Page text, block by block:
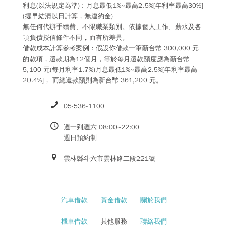
利息(以法規定為準) : 月息最低1%~最高2.5%[年利率最高30%]
(提早結清以日計算，無違約金)
無任何代辦手續費、不限職業類別。依據個人工作、薪水及各
項負債授信條件不同，而有所差異。
借款成本計算參考案例：假設你借款一筆新台幣 300,000 元
的款項，還款期為12個月，等於每月還款額度應為新台幣
5,100 元(每月利率1.7%)月息最低1%~最高2.5%[年利率最高
20.4%]， 而總還款額則為新台幣 361,200 元。
05-536-1100
週一到週六 08:00~22:00
週日預約制
雲林縣斗六市雲林路二段221號
汽車借款 黃金借款 關於我們
機車借款 其他服務 聯絡我們